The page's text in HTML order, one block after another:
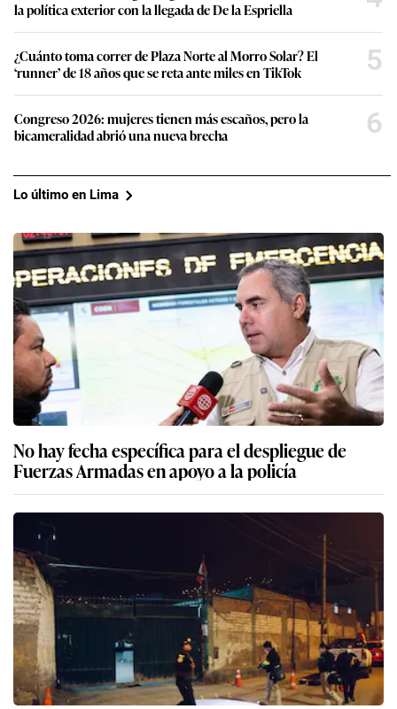
la política exterior con la llegada de De la Espriella
¿Cuánto toma correr de Plaza Norte al Morro Solar? El
‘runner’ de 18 años que se reta ante miles en TikTok
5
Congreso 2026: mujeres tienen más escaños, pero la
bicameralidad abrió una nueva brecha
6
Lo último en Lima
No hay fecha específica para el despliegue de
Fuerzas Armadas en apoyo a la policía